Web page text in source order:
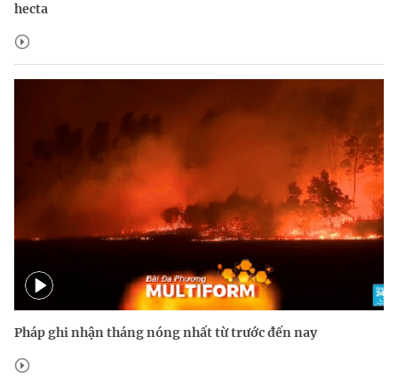
hecta
Pháp ghi nhận tháng nóng nhất từ trước đến nay